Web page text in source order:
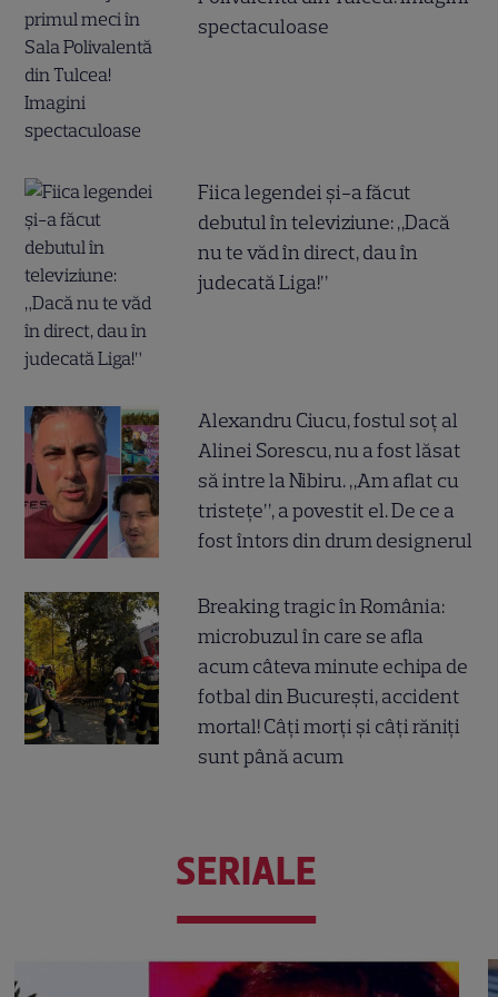
spectaculoase
Fiica legendei și-a făcut
debutul în televiziune: „Dacă
nu te văd în direct, dau în
judecată Liga!”
Alexandru Ciucu, fostul soț al
Alinei Sorescu, nu a fost lăsat
să intre la Nibiru. „Am aflat cu
tristețe”, a povestit el. De ce a
fost întors din drum designerul
Breaking tragic în România:
microbuzul în care se afla
acum câteva minute echipa de
fotbal din București, accident
mortal! Câți morți și câți răniți
sunt până acum
SERIALE